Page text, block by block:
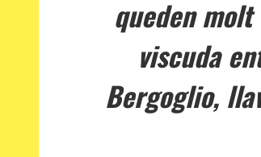
queden
viscuda
Bergoglio,